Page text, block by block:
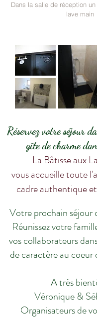
Dans la salle de réception
lave main
Réservez votre séjour
gîte de charme
La Bâtisse aux
vous accueille toute
cadre authentique
Votre prochain séjour
Réunissez votre
vos collaborateurs
de caractère au coeur
A très
Véronique &
Organisateurs de